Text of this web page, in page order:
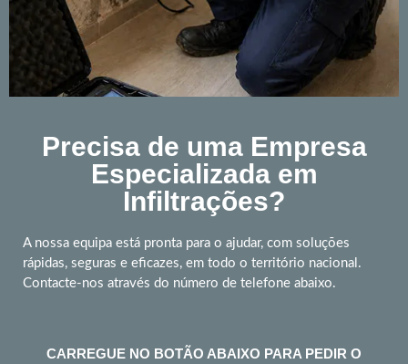
Precisa de uma Empresa
Especializada em
Infiltrações?
A nossa equipa está pronta para o ajudar, com soluções
rápidas, seguras e eficazes, em todo o território nacional.
Contacte-nos através do número de telefone abaixo.
CARREGUE NO BOTÃO ABAIXO PARA PEDIR O